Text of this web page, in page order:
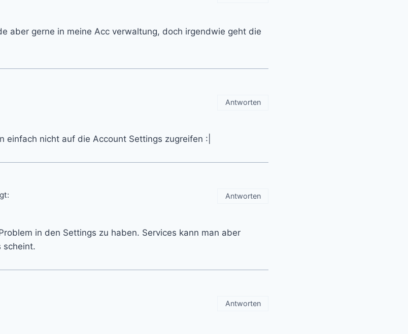
aber gerne in meine Acc verwaltung, doch irgendwie geht die
einfach nicht auf die Account Settings zugreifen :|
Antworten
in den Settings zu haben. Services kann man aber
scheint.
Antworten
Antworten